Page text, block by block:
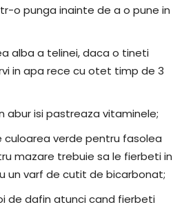
o punga inainte de a o pune in
alba a telinei, daca o tineti
in apa rece cu otet timp de 3
abur isi pastreaza vitaminele;
culoarea verde pentru fasolea
mazare trebuie sa le fierbeti in
un varf de cutit de bicarbonat;
de dafin atunci cand fierbeti